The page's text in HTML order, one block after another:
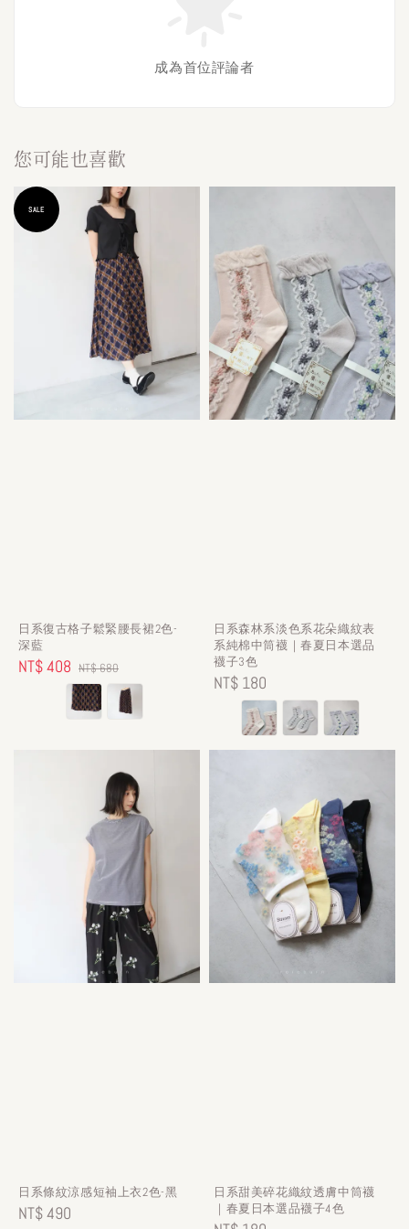
成為首位評論者
您可能也喜歡
SALE
日系復古格子鬆緊腰長裙2色-
深藍
Sale
NT$ 408 Regular
price
NT$ 680
日系森林系淡色系花朵織紋表
系純棉中筒襪｜春夏日本選品
襪子3色
Regular
price
NT$ 180
日系條紋涼感短袖上衣2色-黑
Regular
NT$ 490
日系甜美碎花織紋透膚中筒襪
｜春夏日本選品襪子4色